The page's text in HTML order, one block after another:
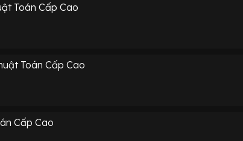
Toán Cấp Cao
Toán Cấp Cao
Cấp Cao